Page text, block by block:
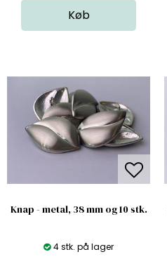
Knap - metal, 38 mm og 10 stk.
4 stk. på lager